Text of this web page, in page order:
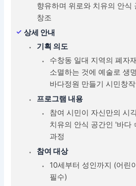
향유하며 위로와 치유의 안식
창조
상세 안내
기획 의도
수창동 일대 지역의 폐자
소멸하는 것에 예술로 생
바다정원 만들기 시민창
프로그램 내용
참여 시민이 자신만의 시
치유의 안식 공간인 '바다
과정
참여 대상
10세부터 성인까지 (어린
필수)